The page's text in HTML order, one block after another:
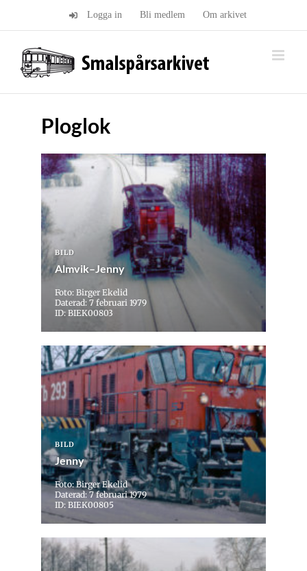
Logga in Bli medlem Om arkivet
Ploglok
BILD
Almvik–Jenny
Foto: Birger Ekelid
Daterad: 7 februari 1979
ID: BIEK00803
BILD
Jenny
Foto: Birger Ekelid
Daterad: 7 februari 1979
ID: BIEK00805